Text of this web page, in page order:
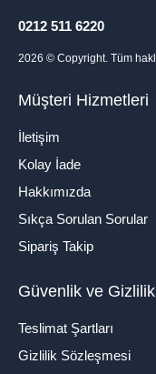
0212 511 6220
2026 © Copyright. Tüm
Müşteri Hizmetleri
İletişim
Kolay İade
Hakkımızda
Sıkça Sorulan Sorular
Sipariş Takip
Güvenlik ve Gizlilik
Teslimat Şartları
Gizlilik Sözleşmesi